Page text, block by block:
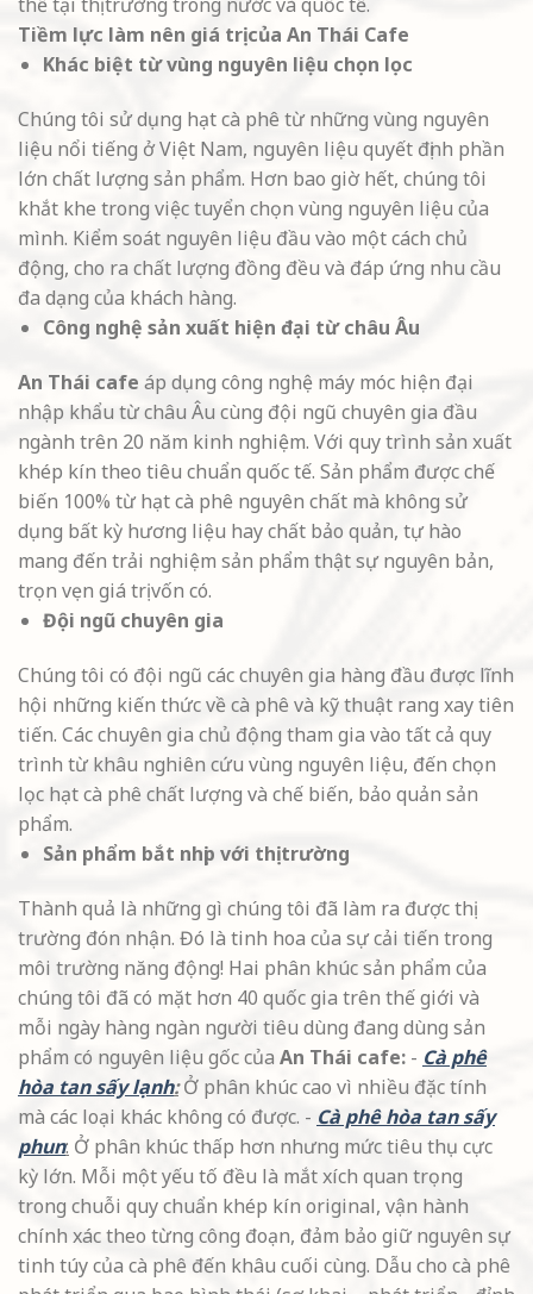
thế tại thị trường trong nước và quốc tế.
Tiềm lực làm nên giá trị của An Thái Cafe
Khác biệt từ vùng nguyên liệu chọn lọc
Chúng tôi sử dụng hạt cà phê từ những vùng nguyên
liệu nổi tiếng ở Việt Nam, nguyên liệu quyết định phần
lớn chất lượng sản phẩm. Hơn bao giờ hết, chúng tôi
khắt khe trong việc tuyển chọn vùng nguyên liệu của
mình. Kiểm soát nguyên liệu đầu vào một cách chủ
động, cho ra chất lượng đồng đều và đáp ứng nhu cầu
đa dạng của khách hàng.
Công nghệ sản xuất hiện đại từ châu Âu
An Thái cafe áp dụng công nghệ máy móc hiện đại
nhập khẩu từ châu Âu cùng đội ngũ chuyên gia đầu
ngành trên 20 năm kinh nghiệm. Với quy trình sản xuất
khép kín theo tiêu chuẩn quốc tế. Sản phẩm được chế
biến 100% từ hạt cà phê nguyên chất mà không sử
dụng bất kỳ hương liệu hay chất bảo quản, tự hào
mang đến trải nghiệm sản phẩm thật sự nguyên bản,
trọn vẹn giá trị vốn có.
Đội ngũ chuyên gia
Chúng tôi có đội ngũ các chuyên gia hàng đầu được lĩnh
hội những kiến thức về cà phê và kỹ thuật rang xay tiên
tiến. Các chuyên gia chủ động tham gia vào tất cả quy
trình từ khâu nghiên cứu vùng nguyên liệu, đến chọn
lọc hạt cà phê chất lượng và chế biến, bảo quản sản
phẩm.
Sản phẩm bắt nhịp với thị trường
Thành quả là những gì chúng tôi đã làm ra được thị
trường đón nhận. Đó là tinh hoa của sự cải tiến trong
môi trường năng động! Hai phân khúc sản phẩm của
chúng tôi đã có mặt hơn 40 quốc gia trên thế giới và
mỗi ngày hàng ngàn người tiêu dùng đang dùng sản
phẩm có nguyên liệu gốc của An Thái cafe: - Cà phê
hòa tan sấy lạnh:Ở phân khúc cao vì nhiều đặc tính
mà các loại khác không có được. - Cà phê hòa tan sấy
phun: Ở phân khúc thấp hơn nhưng mức tiêu thụ cực
kỳ lớn. Mỗi một yếu tố đều là mắt xích quan trọng
trong chuỗi quy chuẩn khép kín original, vận hành
chính xác theo từng công đoạn, đảm bảo giữ nguyên sự
tinh túy của cà phê đến khâu cuối cùng. Dẫu cho cà phê